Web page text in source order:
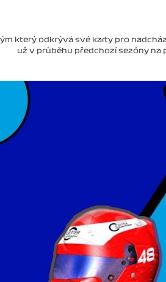
který odkrývá své karty pro
už v průběhu předchozí sezóny na